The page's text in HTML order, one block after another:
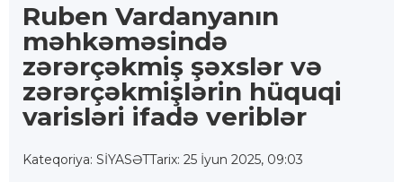
Ruben Vardanyanın
məhkəməsində
zərərçəkmiş şəxslər və
zərərçəkmişlərin hüquqi
varisləri ifadə veriblər
Kateqoriya: SİYASƏTTarix: 25 İyun 2025, 09:03